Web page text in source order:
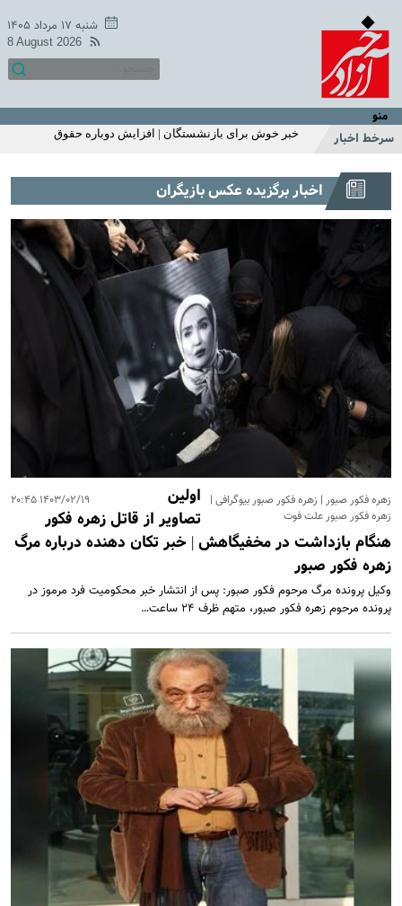
شنبه ۱۷ مرداد ۱۴۰۵
8 August 2026
منو
سرخط اخبار
افزایش حقوق بازنشستگان در دو سطح و مبلغ متفاوت +
اگر زیاد می خوابید حتما بخوانید | ۱۱ بلای مرگبار خواب زیاد که
متناسب سازی حقوق بازنشستگان و مستمری بگیران اعلام شد
خبر خوش برای بازنشستگان | افزایش دوباره حقوق
استارت واریز یارانه نقدی با تغییرات اضافه 1 میلیونی برای این
خانوارها | واریز یارانه نقدی مرحله ای شد | استعلام آخرین
وضعیت دهک بندی و مبلغ یارانه با کدملی
شارژ 2/200/000 تومانی حساب یارانه نقدی خانوار تک فرزند با
این شرط | استارت واریز یارانه نقدی اردیبهشت ماه از این
هفته | این خانوارها این ماه یارانه اضافی می گیرند
سرپرستان خانوارها عجله کنید | ثبت نام یارانه نقدی 1میلیون
تومانی از این ماه | استعلام یارانه با موبایل
خبر غافلگیر کننده یارانه ای دولت برای مردم با طرح جدید |
افزایش مبلغ یارانه نقدی به 620/000 تومان | ثبت‌نام برای
یارانه ۱ میلیون تومانی فجرانه
قول عجیب جواد خیابانی به مارادونا | جواد خیابانی: مصاحبه
مارادونا بعد از مرگ من منتشر می‌شود +فیلم
عکس منوچهر هادی از لشکر فامیلا | سلفی خاص منوچهر هادی
از مراسم سالگرد پدرش +عکس
پاسخ جالب نعیمه نظام دوست به سئوالی درباره ازدواج | نعیمه
نظام‌دوست، مهران مدیری را از خنده روده‌بُر کرد +فیلم
بهاره رهنما رفت آمریکا | سوژه شدن استایل جنجالی بهاره
رهنما در آمریکا +عکس
میزان مبلغ جدید افزایش حقوق بازنشستگان تامین اجتماعی |
افزایش حقوق بازنشستگان در دو سطح و مبلغ متفاوت +
جزییات
اخبار برگزیده عکس بازیگران
۱۴۰۳/۰۲/۱۹ ۲۰:۴۵
زهره فکور صبور | زهره فکور صبور بیوگرافی |
زهره فکور صبور علت فوت
اولین
تصاویر از قاتل زهره فکور
هنگام بازداشت در مخفیگاهش | خبر تکان دهنده درباره مرگ
زهره فکور صبور
وکیل پرونده مرگ مرحوم فکور صبور: پس از انتشار خبر محکومیت فرد مرموز در
پرونده مرحوم زهره فکور صبور، متهم ظرف ۲۴ ساعت…